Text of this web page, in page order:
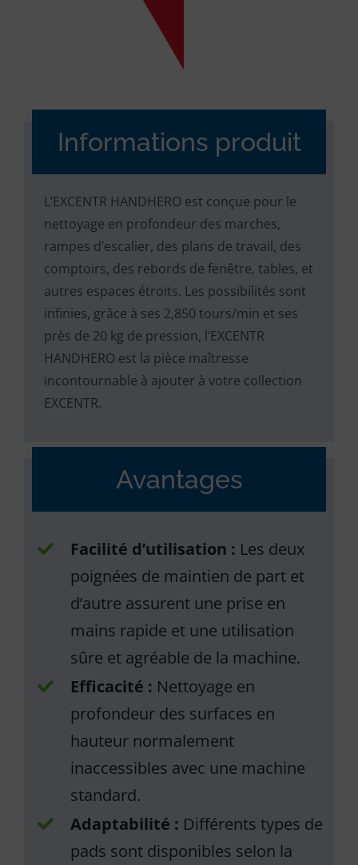
Informations produit
L’EXCENTR HANDHERO est conçue pour le
nettoyage en profondeur des marches,
rampes d’escalier, des plans de travail, des
comptoirs, des rebords de fenêtre, tables, et
autres espaces étroits. Les possibilités sont
infinies, grâce à ses 2,850 tours/min et ses
près de 20 kg de pression, l’EXCENTR
HANDHERO est la pièce maîtresse
incontournable à ajouter à votre collection
EXCENTR.
Avantages
Facilité d’utilisation : Les deux
poignées de maintien de part et
d’autre assurent une prise en
mains rapide et une utilisation
sûre et agréable de la machine.
Efficacité : Nettoyage en
profondeur des surfaces en
hauteur normalement
inaccessibles avec une machine
standard.
Adaptabilité : Différents types de
pads sont disponibles selon la